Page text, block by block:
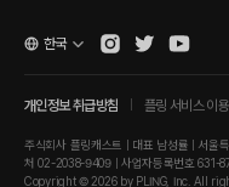
개인정보 취급방침 플링 서비스 이
주식회사 플링캐스트 | 대표 남성률 | 서울
처 02-2038-9409 | 사업자등록번호 631-
Copyright © 2026 by PLING, Inc. All
한국